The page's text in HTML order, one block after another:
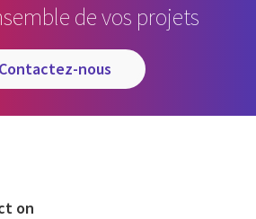
de vos projets
contactez-nous
on